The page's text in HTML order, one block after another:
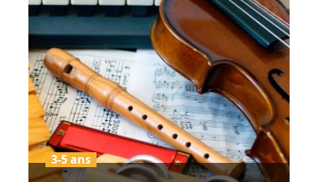
3-5 ans